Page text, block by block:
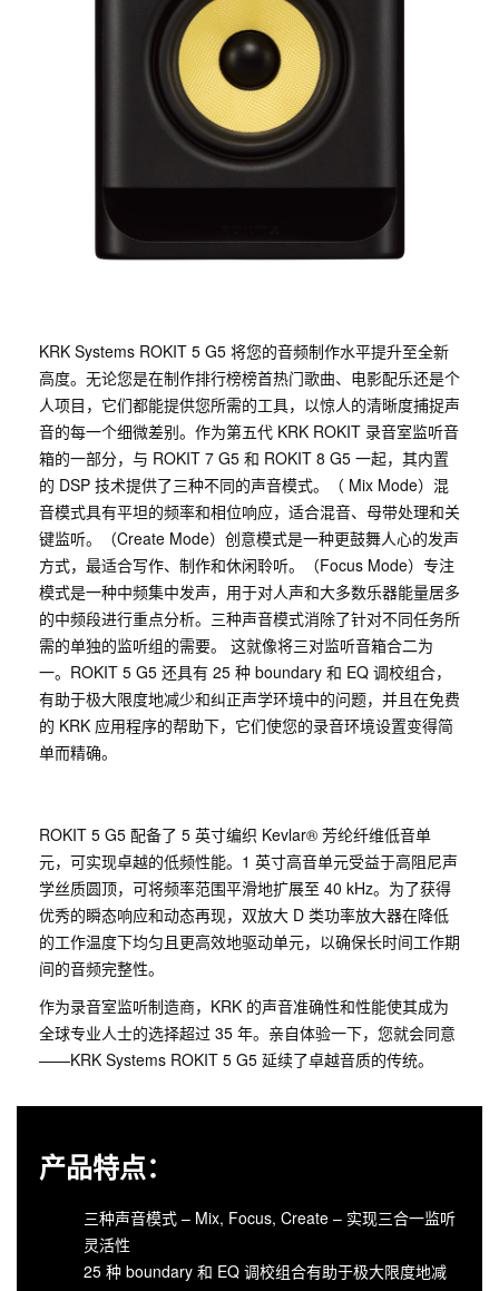
KRK Systems ROKIT 5 G5 将您的音频制作水平提升至全新
高度。无论您是在制作排行榜榜首热门歌曲、电影配乐还是个
人项目，它们都能提供您所需的工具，以惊人的清晰度捕捉声
音的每一个细微差别。作为第五代 KRK ROKIT 录音室监听音
箱的一部分，与 ROKIT 7 G5 和 ROKIT 8 G5 一起，其内置
的 DSP 技术提供了三种不同的声音模式。（ Mix Mode）混
音模式具有平坦的频率和相位响应，适合混音、母带处理和关
键监听。（Create Mode）创意模式是一种更鼓舞人心的发声
方式，最适合写作、制作和休闲聆听。（Focus Mode）专注
模式是一种中频集中发声，用于对人声和大多数乐器能量居多
的中频段进行重点分析。三种声音模式消除了针对不同任务所
需的单独的监听组的需要。 这就像将三对监听音箱合二为
一。ROKIT 5 G5 还具有 25 种 boundary 和 EQ 调校组合，
有助于极大限度地减少和纠正声学环境中的问题，并且在免费
的 KRK 应用程序的帮助下，它们使您的录音环境设置变得简
单而精确。
ROKIT 5 G5 配备了 5 英寸编织 Kevlar® 芳纶纤维低音单
元，可实现卓越的低频性能。1 英寸高音单元受益于高阻尼声
学丝质圆顶，可将频率范围平滑地扩展至 40 kHz。为了获得
优秀的瞬态响应和动态再现，双放大 D 类功率放大器在降低
的工作温度下均匀且更高效地驱动单元，以确保长时间工作期
间的音频完整性。
作为录音室监听制造商，KRK 的声音准确性和性能使其成为
全球专业人士的选择超过 35 年。亲自体验一下，您就会同意
——KRK Systems ROKIT 5 G5 延续了卓越音质的传统。
产品特点：
三种声音模式 – Mix, Focus, Create – 实现三合一监听
灵活性
25 种 boundary 和 EQ 调校组合有助于极大限度地减